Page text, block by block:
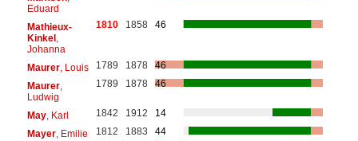
Eduard
Mathieux-
Kinkel,
Johanna
1810 1858 46
Maurer, Louis 1789 1878
46
Maurer,
Ludwig
1789 1878 46
May, Karl 1842 1912
14
Mayer, Emilie 1812 1883
44